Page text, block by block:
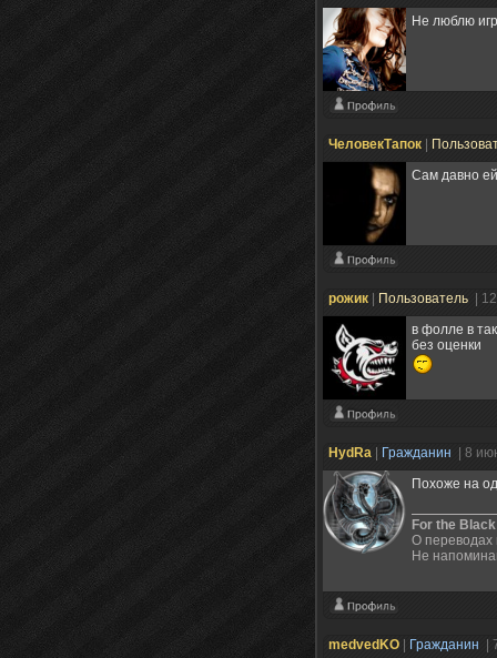
Не люблю
ЧеловекТапок
Сам давно
рожик Пользователь
|
в фолле в
без оценки
HydRa Гражданин
| 8
Похоже на
For the
О переводах
Не
medvedKO Гражданин
|